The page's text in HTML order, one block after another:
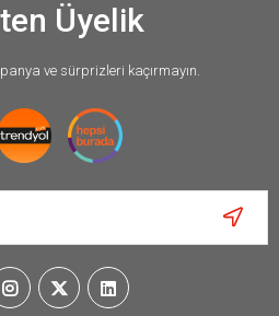
Üyelik
ve sürprizleri kaçırmayın.